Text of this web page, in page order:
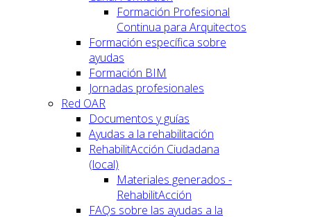
Formación Profesional
Continua para Arquitectos
Formación específica sobre
ayudas
Formación BIM
Jornadas profesionales
Red OAR
Documentos y guías
Ayudas a la rehabilitación
RehabilitAcción Ciudadana
(local)
Materiales generados -
RehabilitAcción
FAQs sobre las ayudas a la